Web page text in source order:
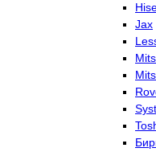
Jax